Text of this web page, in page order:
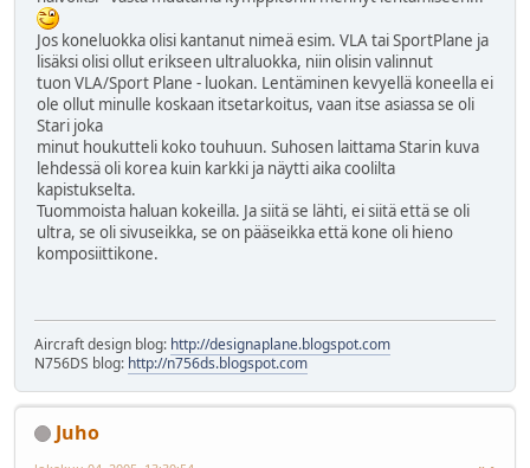
Jos koneluokka olisi kantanut nimeä esim. VLA tai SportPlane ja
lisäksi olisi ollut erikseen ultraluokka, niin olisin valinnut
tuon VLA/Sport Plane - luokan. Lentäminen kevyellä koneella ei
ole ollut minulle koskaan itsetarkoitus, vaan itse asiassa se oli
Stari joka
minut houkutteli koko touhuun. Suhosen laittama Starin kuva
lehdessä oli korea kuin karkki ja näytti aika coolilta
kapistukselta.
Tuommoista haluan kokeilla. Ja siitä se lähti, ei siitä että se oli
ultra, se oli sivuseikka, se on pääseikka että kone oli hieno
komposiittikone.
Aircraft design blog: http://designaplane.blogspot.com
N756DS blog: http://n756ds.blogspot.com
Juho